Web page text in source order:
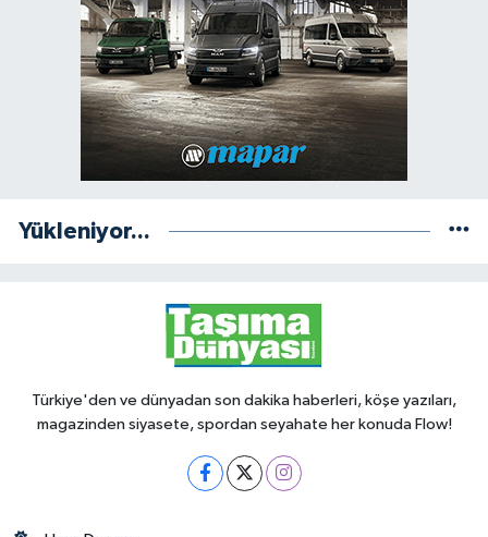
Yükleniyor...
Türkiye'den ve dünyadan son dakika haberleri, köşe yazıları,
magazinden siyasete, spordan seyahate her konuda Flow!